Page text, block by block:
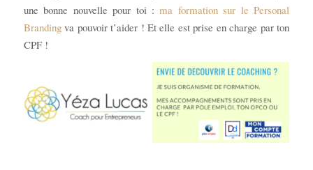
une bonne nouvelle pour toi :ma formation sur le Personal
Brandingva pouvoir t’aider ! Et elle est prise en charge par ton
CPF !